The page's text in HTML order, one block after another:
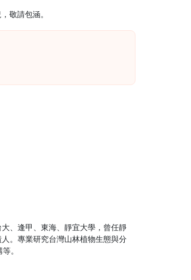
敬請包涵。
、逢甲、東海、靜宜大學，曾任靜
。專業研究台灣山林植物生態與分
。